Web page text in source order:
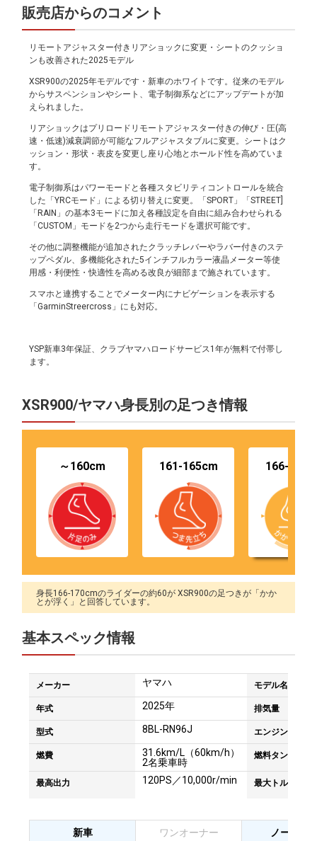
販売店からのコメント
リモートアジャスター付きリアショックに変更・シートのクッショ
ンも改善された2025モデル
XSR900の2025年モデルです・新車のホワイトです。従来のモデル
からサスペンションやシート、電子制御系などにアップデートが加
えられました。
リアショックはプリロードリモートアジャスター付きの伸び・圧(高
速・低速)減衰調節が可能なフルアジャスタブルに変更。シートはク
ッション・形状・表皮を変更し座り心地とホールド性を高めていま
す。
電子制御系はパワーモードと各種スタビリティコントロールを統合
した「YRCモード」による切り替えに変更。「SPORT」「STREET]
「RAIN」の基本3モードに加え各種設定を自由に組み合わせられる
「CUSTOM」モードを2つから走行モードを選択可能です。
その他に調整機能が追加されたクラッチレバーやラバー付きのステ
ップペダル、多機能化された5インチフルカラー液晶メーター等使
用感・利便性・快適性を高める改良が細部まで施されています。
スマホと連携することでメーター内にナビゲーションを表示する
「GarminStreercross」にも対応。
YSP新車3年保証、クラブヤマハロードサービス1年が無料で付帯し
ます。
XSR900/ヤマハ身長別の足つき情報
～160cm 161-165cm 166-
身長166-170cmのライダーの約60が XSR900の足つきが「かか
とが浮く」と回答しています。
基本スペック情報
メーカー ヤマハ モデル名
年式 2025年 排気量
型式 8BL-RN96J エンジンタイプ
燃費
31.6km/L（60km/h）
2名乗車時
燃料タンク容量
最高出力 120PS／10,000r/min 最大トルク
新車 ワンオーナー ノーマル